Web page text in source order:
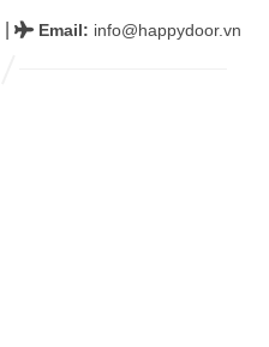
Email: info@happydoor.vn